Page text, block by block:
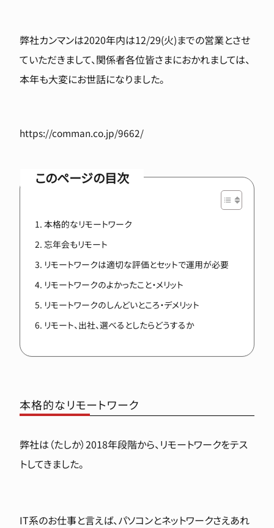
弊社カンマンは2020年内は12/29(火)までの営業とさせ
ていただきまして、関係者各位皆さまにおかれましては、
本年も大変にお世話になりました。
https://comman.co.jp/9662/
このページの目次
本格的なリモートワーク
忘年会もリモート
リモートワークは適切な評価とセットで運用が必要
リモートワークのよかったこと・メリット
リモートワークのしんどいところ・デメリット
リモート、出社、選べるとしたらどうするか
本格的なリモートワーク
弊社は（たしか）2018年段階から、リモートワークをテス
トしてきました。
IT系のお仕事と言えば、パソコンとネットワークさえあれ